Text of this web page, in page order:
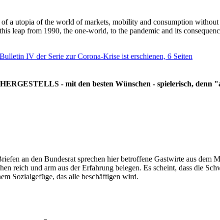
a utopia of the world of markets, mobility and consumption
leap from 1990, the one-world, to the pandemic and its
IV der Serie zur Corona-Krise ist erschienen, 6 Seiten
- mit den besten Wünschen - spielerisch, denn
an den Bundesrat sprechen hier betroffene Gastwirte aus dem
reich und arm aus der Erfahrung belegen. Es scheint, dass die
Sozialgefüge, das alle beschäftigen wird.